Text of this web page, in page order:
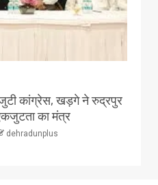
जुटी कांग्रेस, खड़गे ने रुद्रपुर
का मंत्र
dehradunplus